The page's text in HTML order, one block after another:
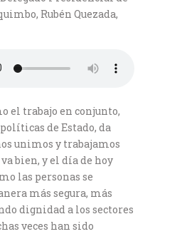
Rubén Quezada,
el trabajo en conjunto,
de Estado, da
unimos y trabajamos
bien, y el día de hoy
las personas se
más segura, más
dignidad a los sectores
veces han sido